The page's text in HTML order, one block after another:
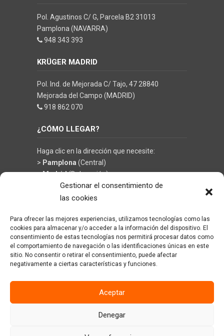
Gestionar el consentimiento de
las cookies
Para ofrecer las mejores experiencias, utilizamos tecnologías como las
cookies para almacenar y/o acceder a la información del dispositivo. El
consentimiento de estas tecnologías nos permitirá procesar datos como
el comportamiento de navegación o las identificaciones únicas en este
sitio. No consentir o retirar el consentimiento, puede afectar
negativamente a ciertas características y funciones.
Aceptar
Denegar
Pol. Agustinos C/ G, Parcela B2 31013
Pamplona (NAVARRA)
948 343 393
KRÜGER MADRID
Pol. Ind. de Mejorada C/ Tajo, 47 28840
Mejorada del Campo (MADRID)
918 862 070
¿CÓMO LLEGAR?
Haga clic en la dirección que necesite:
> Pamplona (Central)
>Madrid(Delegación)
© KRÜGER TECHNOLOGY S.L.- Soluciones en
limpieza y climatización